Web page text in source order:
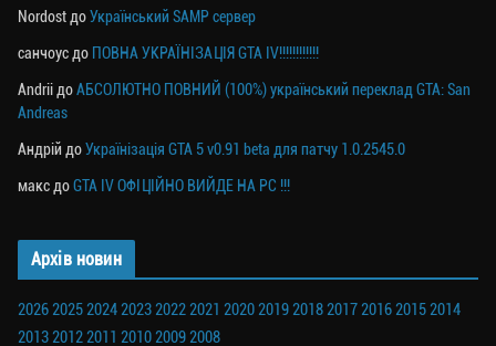
Nordost доУкраїнський SAMP сервер
санчоус до ПОВНА УКРАЇНІЗАЦІЯ GTA IV!!!!!!!!!!!!
Andrii доАБСОЛЮТНО ПОВНИЙ (100%) український переклад GTA: San
Andreas
Андрій доУкраїнізація GTA 5 v0.91 beta для патчу 1.0.2545.0
макс доGTA IV ОФІЦІЙНО ВИЙДЕ НА PC !!!
Архів новин
202620252024202320222021 2020201920182017201620152014
201320122011 201020092008